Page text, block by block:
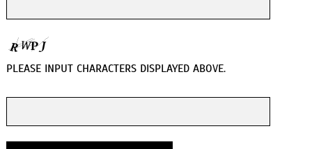
PLEASE INPUT CHARACTERS DISPLAYED ABOVE.